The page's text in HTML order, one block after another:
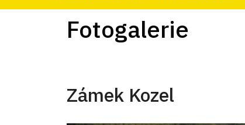
Fotogalerie
Zámek Kozel